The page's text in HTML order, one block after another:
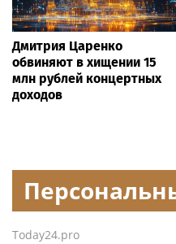
Дмитрия Царенко
обвиняют в хищении 15
млн рублей концертных
доходов
Today24.pro